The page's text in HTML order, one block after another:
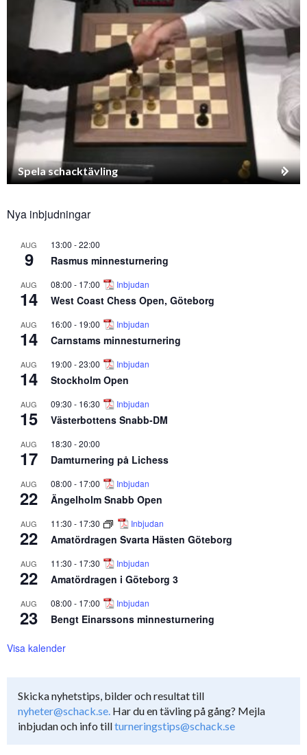
Spela schacktävling
Nya inbjudningar
AUG
9
13:00 -22:00
Rasmus minnesturnering
AUG
14
08:00 - 17:00 Inbjudan
West Coast Chess Open, Göteborg
AUG
14
16:00 - 19:00 Inbjudan
Carnstams minnesturnering
AUG
14
19:00 -23:00 Inbjudan
Stockholm Open
AUG
15
09:30 - 16:30 Inbjudan
Västerbottens Snabb-DM
AUG
17
18:30 -20:00
Damturnering på Lichess
AUG
22
08:00 - 17:00 Inbjudan
Ängelholm Snabb Open
AUG
22
11:30 - 17:30 Inbjudan
Amatördragen Svarta Hästen Göteborg
AUG
22
11:30 - 17:30 Inbjudan
Amatördragen i Göteborg 3
AUG
23
08:00 - 17:00 Inbjudan
Bengt Einarssons minnesturnering
Visa kalender
Skicka nyhetstips, bilder och resultat till
nyheter@schack.se. Har du en tävling på gång? Mejla
inbjudan och info tillturneringstips@schack.se